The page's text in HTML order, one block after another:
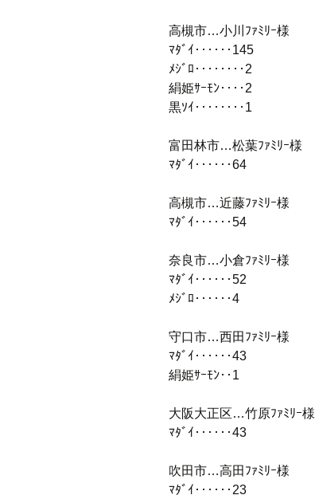
高槻市…小川ﾌｧﾐﾘｰ様
ﾏﾀﾞｲ‥‥‥145
ﾒｼﾞﾛ‥‥‥‥2
絹姫ｻｰﾓﾝ‥‥2
黒ｿｲ‥‥‥‥1
富田林市…松葉ﾌｧﾐﾘｰ様
ﾏﾀﾞｲ‥‥‥64
高槻市…近藤ﾌｧﾐﾘｰ様
ﾏﾀﾞｲ‥‥‥54
奈良市…小倉ﾌｧﾐﾘｰ様
ﾏﾀﾞｲ‥‥‥52
ﾒｼﾞﾛ‥‥‥4
守口市…西田ﾌｧﾐﾘｰ様
ﾏﾀﾞｲ‥‥‥43
絹姫ｻｰﾓﾝ‥1
大阪大正区…竹原ﾌｧﾐﾘｰ様
ﾏﾀﾞｲ‥‥‥43
吹田市…高田ﾌｧﾐﾘｰ様
ﾏﾀﾞｲ‥‥‥23